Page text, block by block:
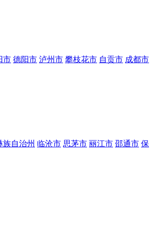
市 德阳市 泸州市 攀枝花市 自贡市 成都市
族自治州 临沧市 思茅市 丽江市 邵通市 保